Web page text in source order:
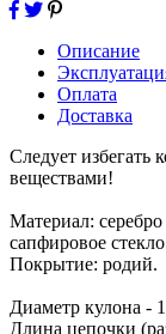
Описание
Оплата
Доставка
Следует избегать
веществами!
Материал:
сапфировое
Покрытие: родий.
Диаметр кулона -
Длина цепочки